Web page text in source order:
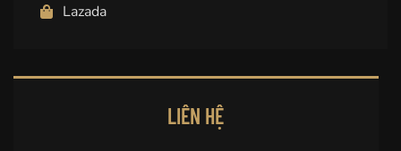
Lazada
LIÊN HỆ